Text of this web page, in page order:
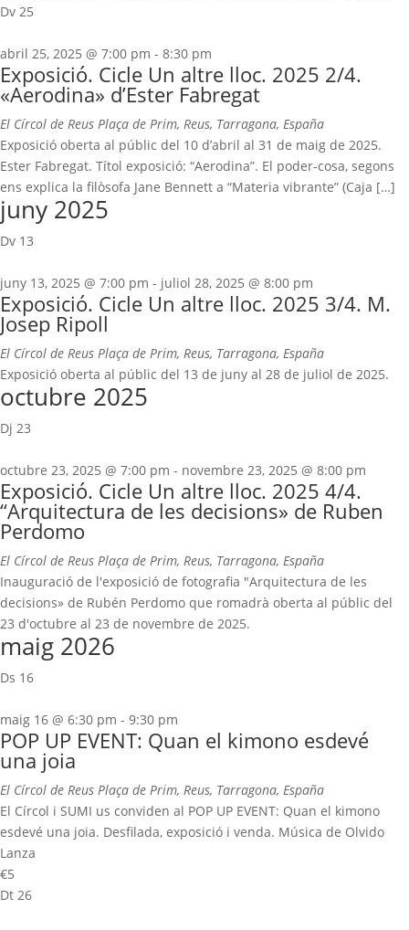
Dv 25
abril 25, 2025 @ 7:00 pm - 8:30 pm
Exposició. Cicle Un altre lloc. 2025 2/4.
«Aerodina» d’Ester Fabregat
El Círcol de Reus Plaça de Prim, Reus, Tarragona, España
Exposició oberta al públic del 10 d’abril al 31 de maig de 2025.
Ester Fabregat. Títol exposició: “Aerodina”. El poder-cosa, segons
ens explica la filòsofa Jane Bennett a “Materia vibrante” (Caja […]
juny 2025
Dv 13
juny 13, 2025 @ 7:00 pm - juliol 28, 2025 @ 8:00 pm
Exposició. Cicle Un altre lloc. 2025 3/4. M.
Josep Ripoll
El Círcol de Reus Plaça de Prim, Reus, Tarragona, España
Exposició oberta al públic del 13 de juny al 28 de juliol de 2025.
octubre 2025
Dj 23
octubre 23, 2025 @ 7:00 pm - novembre 23, 2025 @ 8:00 pm
Exposició. Cicle Un altre lloc. 2025 4/4.
“Arquitectura de les decisions» de Ruben
Perdomo
El Círcol de Reus Plaça de Prim, Reus, Tarragona, España
Inauguració de l'exposició de fotografia "Arquitectura de les
decisions» de Rubén Perdomo que romadrà oberta al públic del
23 d'octubre al 23 de novembre de 2025.
maig 2026
Ds 16
maig 16 @ 6:30 pm - 9:30 pm
POP UP EVENT: Quan el kimono esdevé
una joia
El Círcol de Reus Plaça de Prim, Reus, Tarragona, España
El Círcol i SUMI us conviden al POP UP EVENT: Quan el kimono
esdevé una joia. Desfilada, exposició i venda. Música de Olvido
Lanza
€5
Dt 26